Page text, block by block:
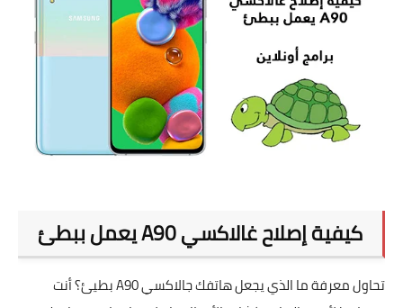
كيفية إصلاح غالاكسي A90 يعمل ببطئ
تحاول معرفة ما الذي يجعل هاتفك جالاكسي A90 بطيئ؟ أنت